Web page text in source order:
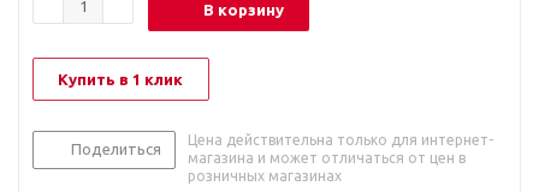
В корзину
Купить в 1 клик
Поделиться
Цена действительна только для интернет-
магазина и может отличаться от цен в
розничных магазинах